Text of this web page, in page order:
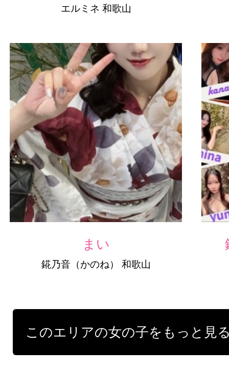
エルミネ 和歌山
まい
錵乃音（かのね） 和歌山
このエリアの女の子をもっと見